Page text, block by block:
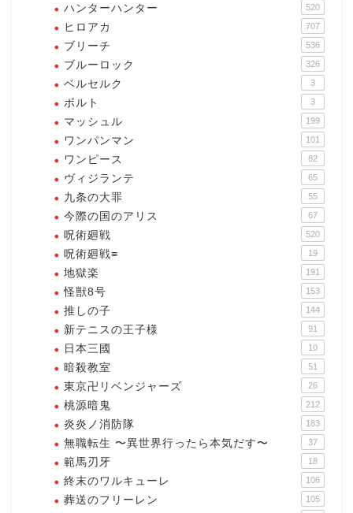
ハンターハンター 520
ヒロアカ 707
ブリーチ 536
ブルーロック 326
ベルセルク 3
ボルト 3
マッシュル 199
ワンパンマン 101
ワンピース 82
ヴィジランテ 65
九条の大罪 55
今際の国のアリス 67
呪術廻戦 520
呪術廻戦≡ 19
地獄楽 191
怪獣8号 153
推しの子 144
新テニスの王子様 91
日本三國 10
暗殺教室 51
東京卍リベンジャーズ 26
桃源暗鬼 212
炎炎ノ消防隊 183
無職転生 〜異世界行ったら本気だす〜 37
範馬刃牙 18
終末のワルキューレ 106
葬送のフリーレン 105